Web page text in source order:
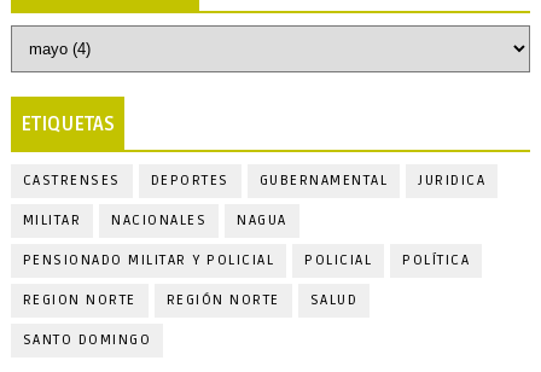
ETIQUETAS
CASTRENSES DEPORTES GUBERNAMENTAL JURIDICA
MILITAR NACIONALES NAGUA
PENSIONADO MILITAR Y POLICIAL POLICIAL POLÍTICA
REGION NORTE REGIÓN NORTE SALUD
SANTO DOMINGO